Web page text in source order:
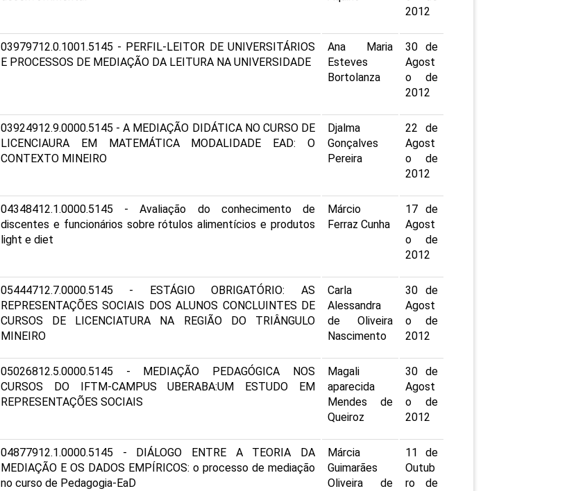
2012
03979712.0.1001.5145 - PERFIL-LEITOR DE UNIVERSITÁRIOS
E PROCESSOS DE MEDIAÇÃO DA LEITURA NA UNIVERSIDADE
Ana Maria
Esteves
Bortolanza
30 de
Agost
o de
2012
03924912.9.0000.5145 - A MEDIAÇÃO DIDÁTICA NO CURSO DE
LICENCIAURA EM MATEMÁTICA MODALIDADE EAD: O
CONTEXTO MINEIRO
Djalma
Gonçalves
Pereira
22 de
Agost
o de
2012
04348412.1.0000.5145 - Avaliação do conhecimento de
discentes e funcionários sobre rótulos alimentícios e produtos
light e diet
Márcio
Ferraz Cunha
17 de
Agost
o de
2012
05444712.7.0000.5145 - ESTÁGIO OBRIGATÓRIO: AS
REPRESENTAÇÕES SOCIAIS DOS ALUNOS CONCLUINTES DE
CURSOS DE LICENCIATURA NA REGIÃO DO TRIÂNGULO
MINEIRO
Carla
Alessandra
de Oliveira
Nascimento
30 de
Agost
o de
2012
05026812.5.0000.5145 - MEDIAÇÃO PEDAGÓGICA NOS
CURSOS DO IFTM-CAMPUS UBERABA:UM ESTUDO EM
REPRESENTAÇÕES SOCIAIS
Magali
aparecida
Mendes de
Queiroz
30 de
Agost
o de
2012
04877912.1.0000.5145 - DIÁLOGO ENTRE A TEORIA DA
MEDIAÇÃO E OS DADOS EMPÍRICOS: o processo de mediação
no curso de Pedagogia-EaD
Márcia
Guimarães
Oliveira de
11 de
Outub
ro de